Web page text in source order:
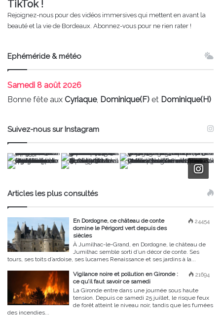
TikTok !
Rejoignez-nous pour des vidéos immersives qui mettent en avant la
beauté et la vie de Bordeaux. Abonnez-vous pour ne rien rater !
Ephéméride & météo
Samedi 8 août 2026
Bonne fête aux Cyriaque, Dominique(F) et Dominique(H)
Suivez-nous sur Instagram
Articles les plus consultés
24454
En Dordogne, ce château de conte
domine le Périgord vert depuis des
siècles
À Jumilhac-le-Grand, en Dordogne, le château de
Jumilhac semble sorti d’un décor de conte. Ses
tours, ses toits d’ardoise, ses lucarnes Renaissance et ses jardins à la...
21694
Vigilance noire et pollution en Gironde :
ce qu’il faut savoir ce samedi
La Gironde entre dans une journée sous haute
tension. Depuis ce samedi 25 juillet, le risque feux
de forêt atteint le niveau noir, tandis que les fumées
des incendies...